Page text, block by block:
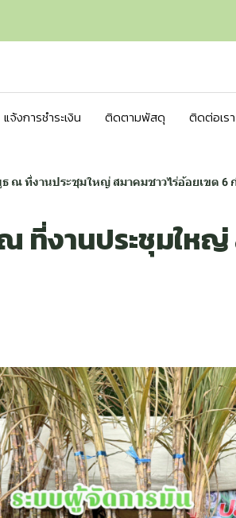
แจ้งการชำระเงิน ติดตามพัสดุ ติดต่อเรา
ณ ที่งานประชุมใหญ่ สมาคมชาวไร่อ้อยเขต 6
ที่งานประชุมใหญ่